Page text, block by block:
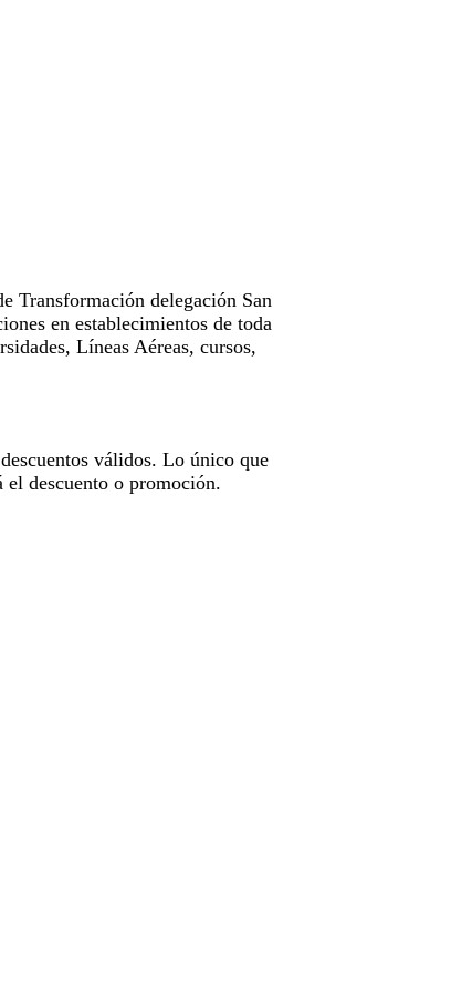
Transformación delegación San
en establecimientos de toda
Líneas Aéreas, cursos,
válidos. Lo único que
descuento o promoción.